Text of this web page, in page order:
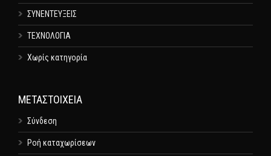
ΣΥΝΕΝΤΕΥΞΕΙΣ
ΤΕΧΝΟΛΟΓΙΑ
Χωρίς κατηγορία
ΜΕΤΑΣΤΟΙΧΕΊΑ
Σύνδεση
Ροή καταχωρίσεων